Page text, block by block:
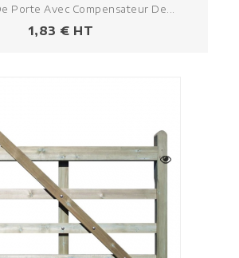
Porte Avec Compensateur De...
Prezzo
1,83 € HT